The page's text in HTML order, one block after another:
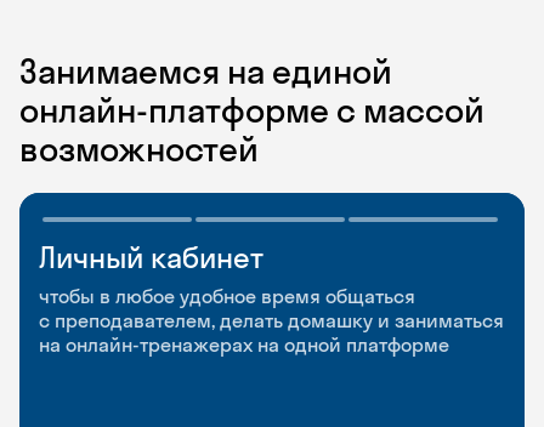
Занимаемся на единой
онлайн-платформе с массой
возможностей
Личный кабинет
чтобы в любое удобное время общаться
с преподавателем, делать домашку и заниматься
на онлайн-тренажерах на одной платформе
Мобильное
приложение
чтобы заниматься и изучать новые слова где
и когда удобно
Разговорные клубы
и Talks
Групповые занятия для разговорной практики
и индивидуальные встречи с преподавателями